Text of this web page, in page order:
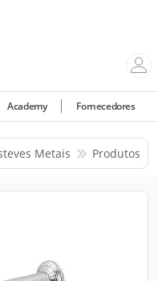
Academy Fornecedores
Metais Produtos